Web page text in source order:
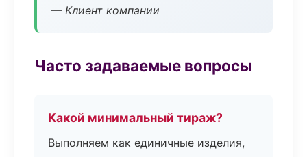
— Клиент компании
Часто задаваемые вопросы
Какой минимальный тираж?
Выполняем как единичные изделия,